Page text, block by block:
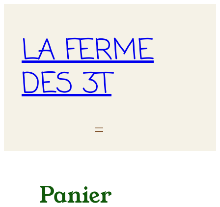
LA FERME
DES 3T
Panier